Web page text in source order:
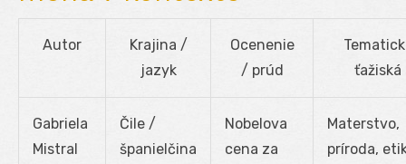
Autor
Krajina /
jazyk
Ocenenie
/ prúd
ťažiská
Gabriela
Mistral
Čile /
španielčina
Nobelova
cena za
Materstvo,
príroda,